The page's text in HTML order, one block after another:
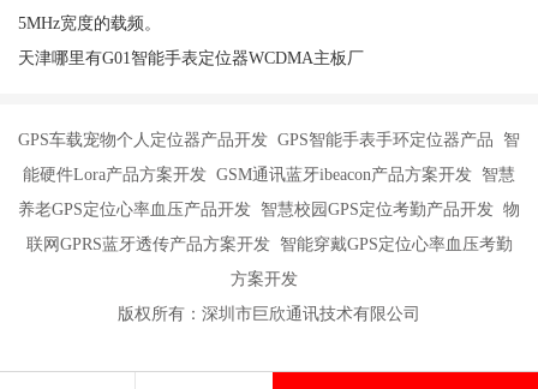
5MHz宽度的载频。
天津哪里有G01智能手表定位器WCDMA主板厂
GPS车载宠物个人定位器产品开发 GPS智能手表手环定位器产品 智
能硬件Lora产品方案开发 GSM通讯蓝牙ibeacon产品方案开发 智慧
养老GPS定位心率血压产品开发 智慧校园GPS定位考勤产品开发 物
联网GPRS蓝牙透传产品方案开发 智能穿戴GPS定位心率血压考勤
方案开发
版权所有：深圳市巨欣通讯技术有限公司